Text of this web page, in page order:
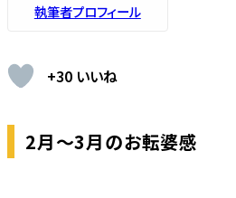
執筆者プロフィール
+30 いいね
2月～3月のお転婆感